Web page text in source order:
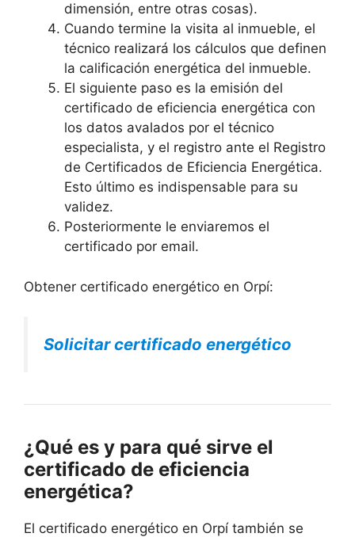
dimensión, entre otras cosas).
Cuando termine la visita al inmueble, el
técnico realizará los cálculos que definen
la calificación energética del inmueble.
El siguiente paso es la emisión del
certificado de eficiencia energética con
los datos avalados por el técnico
especialista, y el registro ante el Registro
de Certificados de Eficiencia Energética.
Esto último es indispensable para su
validez.
Posteriormente le enviaremos el
certificado por email.
Obtener certificado energético en Orpí:
Solicitar certificado energético
¿Qué es y para qué sirve el
certificado de eficiencia
energética?
El certificado energético en Orpí también se